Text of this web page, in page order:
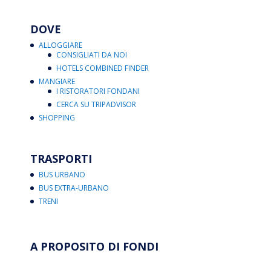
DOVE
ALLOGGIARE
CONSIGLIATI DA NOI
HOTELS COMBINED FINDER
MANGIARE
I RISTORATORI FONDANI
CERCA SU TRIPADVISOR
SHOPPING
TRASPORTI
BUS URBANO
BUS EXTRA-URBANO
TRENI
A PROPOSITO DI FONDI